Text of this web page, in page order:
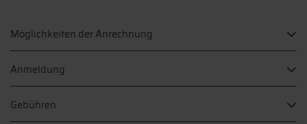
Möglichkeiten der Anrechnung
Anmeldung
Gebühren